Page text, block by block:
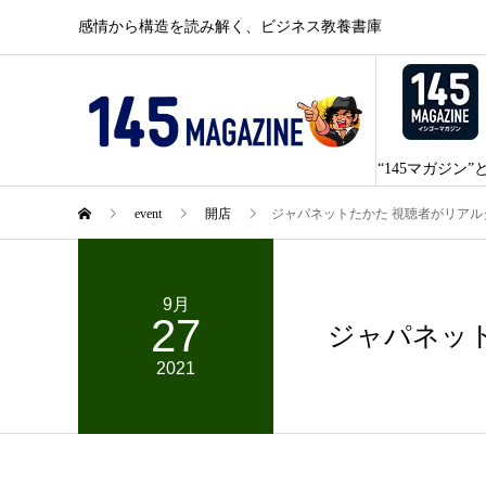
感情から構造を読み解く、ビジネス教養書庫
“145マガジン”
event 開店 ジャパネットたかた 視聴者がリア
9月
27
2021
ジャパネッ